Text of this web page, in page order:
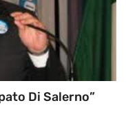
Di Salerno”